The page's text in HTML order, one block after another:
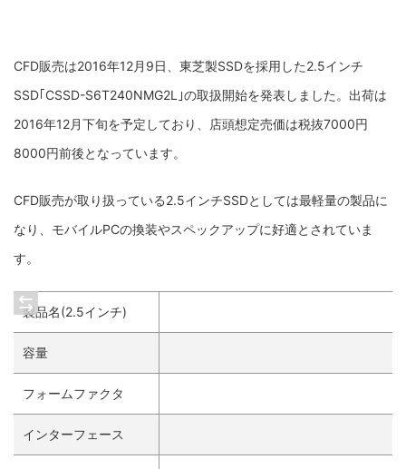
CFD販売は2016年12月9日、東芝製SSDを採用した2.5インチ
SSD｢CSSD-S6T240NMG2L｣の取扱開始を発表しました。出荷は
2016年12月下旬を予定しており、店頭想定売価は税抜7000円
8000円前後となっています。
CFD販売が取り扱っている2.5インチSSDとしては最軽量の製品に
なり、モバイルPCの換装やスペックアップに好適とされていま
す。
製品名(2.5インチ)
容量
フォームファクタ
インターフェース